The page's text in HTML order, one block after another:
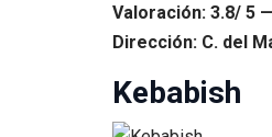
Valoración: 3.8/ 5
Dirección: C. del
Kebabish